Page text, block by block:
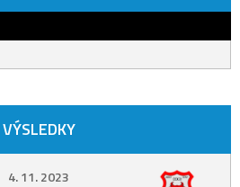
VÝSLEDKY
4. 11. 2023